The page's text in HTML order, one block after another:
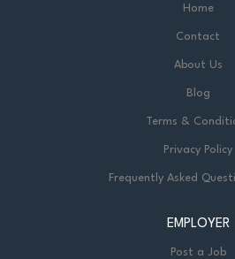
Home
Contact
About Us
Blog
Terms &
Privacy Policy
Frequently Asked
EMPLOYER
Post a Job